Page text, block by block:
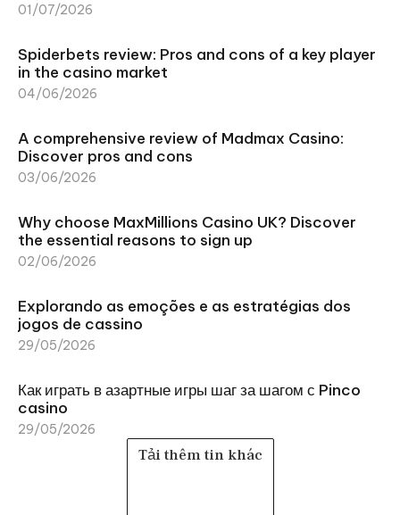
01/07/2026
Spiderbets review: Pros and cons of a key player
in the casino market
04/06/2026
A comprehensive review of Madmax Casino:
Discover pros and cons
03/06/2026
Why choose MaxMillions Casino UK? Discover
the essential reasons to sign up
02/06/2026
Explorando as emoções e as estratégias dos
jogos de cassino
29/05/2026
Как играть в азартные игры шаг за шагом с Pinco
casino
29/05/2026
Tải thêm tin khác